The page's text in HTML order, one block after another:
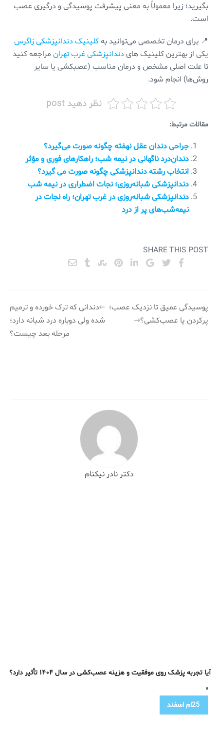
بگیرید؛ زیرا معمولاً به معنی پیشرفت پوسیدگی و درگیری عصب
است.
📍 برای درمان تخصصی می‌توانید بهکلینیک دندانپزشکی زاگرس
یکی از بهترین کلینیک های دندانپزشکی غرب تهران مراجعه کنید
تا علت اصلی مشخص و درمان مناسب (عصبکشی یا سایر
روش‌ها) انجام شود.
نظر دهید post
مقالات مرتبط:
جراحی دندان عقل نهفته چگونه صورت می‌گیرد؟
دندان‌درد ناگهانی در نیمه شب؛ راهکارهای فوری و مؤثر
انتخاب رشته دندانپزشکی چگونه صورت می گیرد؟
دندانپزشکی شبانه‌روزی؛ نجات اضطراری در نیمه شب
دندانپزشکی شبانه‌روزی در غرب تهران؛ راه نجات در
نیمه‌شب‌های پر از درد
SHARE THIS POST
راهبری
دندانی که ترک خورده و ترمیم
شده ولی دوباره درد شبانه دارد؛
مرحله بعد چیست؟
پوسیدگی عمیق تا نزدیک عصب؛
پرکردن یا عصب‌کشی؟
دکتر نادر نیکنام
آیا تجربه پزشک روی موفقیت و هزینه عصب‌کشی در سال ۱۴۰۴ تأثیر دارد؟
25ام اسفند